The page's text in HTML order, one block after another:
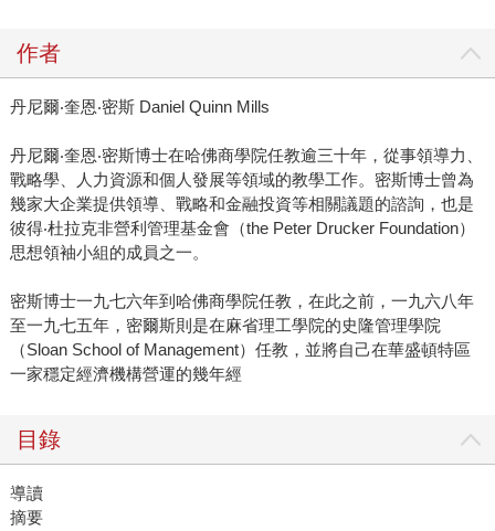
作者
丹尼爾‧奎恩‧密斯 Daniel Quinn Mills
丹尼爾‧奎恩‧密斯博士在哈佛商學院任教逾三十年，從事領導力、
戰略學、人力資源和個人發展等領域的教學工作。密斯博士曾為
幾家大企業提供領導、戰略和金融投資等相關議題的諮詢，也是
彼得‧杜拉克非營利管理基金會（the Peter Drucker Foundation）
思想領袖小組的成員之一。
密斯博士一九七六年到哈佛商學院任教，在此之前，一九六八年
至一九七五年，密爾斯則是在麻省理工學院的史隆管理學院
（Sloan School of Management）任教，並將自己在華盛頓特區
一家穩定經濟機構營運的幾年經
目錄
導讀
摘要